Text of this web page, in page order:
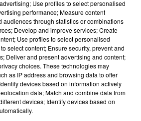
Love
7h54
7h54
JECK & CARLA
Use profiles to select personalised
performance; Measure content
audiences through statistics or combinations
Develop and improve services; Create
Use profiles to select personalised
select content; Ensure security, prevent and
Deliver and present advertising and content;
choices. These technologies may
as IP address and browsing data to offer
devices based on information actively
data; Match and combine data from
devices; Identify devices based on